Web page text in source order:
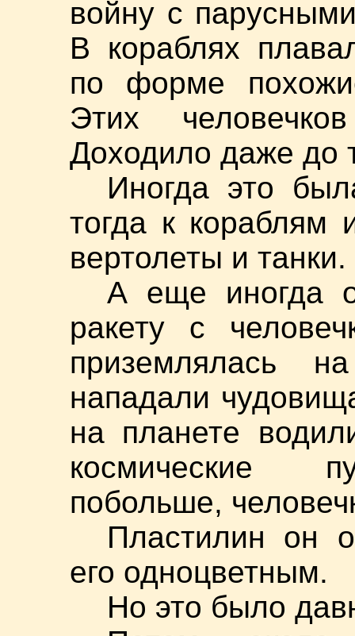
войну с
В кораблях
по форме
Этих
Доходило даже до
Иногда это
тогда к кораблям
вертолеты и танки.
А еще иногда
ракету с
приземлялась
нападали
на планете
космические
побольше,
Пластилин он
его одноцветным.
Но это было